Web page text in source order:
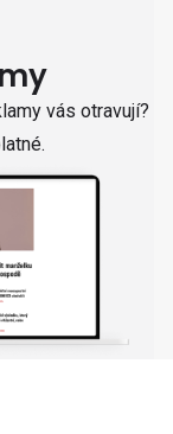
vás otravují?